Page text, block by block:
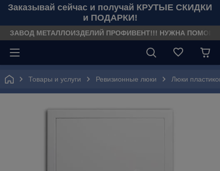
Заказывай сейчас и получай КРУТЫЕ СКИДКИ
и ПОДАРКИ!
ЗАВОД МЕТАЛЛОИЗДЕЛИЙ ПРОФИВЕНТ!!! НУЖНА
Товары и услуги Ревизионные люки Люки